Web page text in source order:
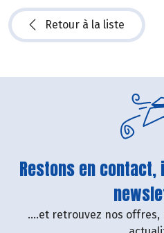
Retour à la liste
Restons en
....et retrouvez nos